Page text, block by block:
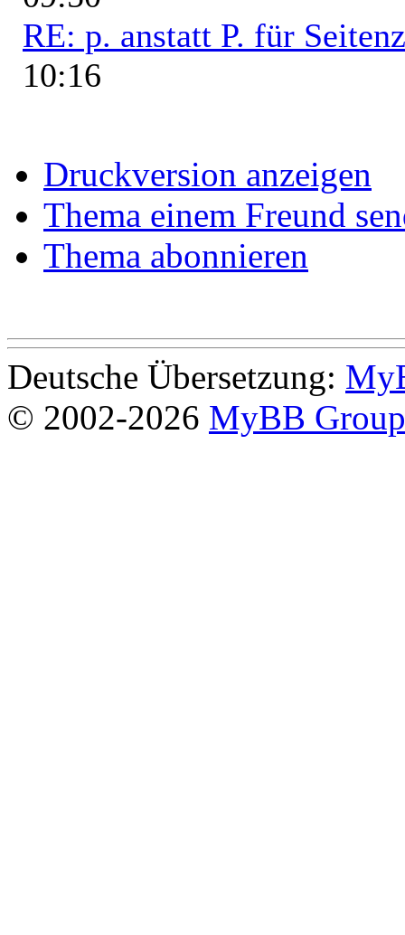
RE: p. anstatt P. für
10:16
Druckversion anzeigen
Thema einem Freund
Thema abonnieren
Deutsche Übersetzung:
© 2002-2026 MyBB Group